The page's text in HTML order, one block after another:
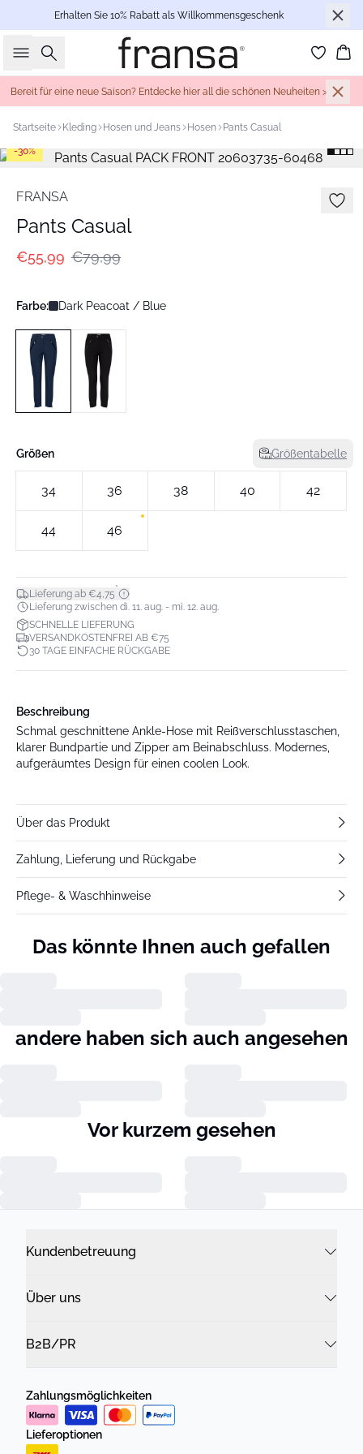
Erhalten Sie 10% Rabatt als Willkommensgeschenk
Suche
Bereit für eine neue Saison? Entdecke hier all die schönen Neuheiten >
Startseite Kleding Hosen und Jeans Hosen Pants Casual
-30%
FRANSA
Pants Casual
€55,99 €79,99
Farbe: Dark Peacoat / Blue
Größen Größentabelle
34 36 38 40 42
44 46
Lieferung ab €4,75*
Lieferung zwischen di. 11. aug. - mi. 12. aug.
SCHNELLE LIEFERUNG
VERSANDKOSTENFREI AB €75
30 TAGE EINFACHE RÜCKGABE
Beschreibung
Schmal geschnittene Ankle-Hose mit Reißverschlusstaschen,
klarer Bundpartie und Zipper am Beinabschluss. Modernes,
aufgeräumtes Design für einen coolen Look.
Über das Produkt
Zahlung, Lieferung und Rückgabe
Pflege- & Waschhinweise
Das könnte Ihnen auch gefallen
andere haben sich auch angesehen
Vor kurzem gesehen
Kundenbetreuung
Über uns
B2B/PR
Zahlungsmöglichkeiten
Lieferoptionen